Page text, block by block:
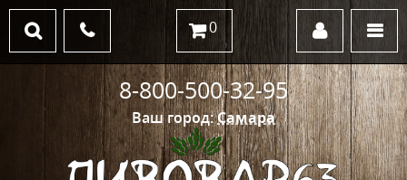
Ваш город:Самара
8-800-500-32-95
0